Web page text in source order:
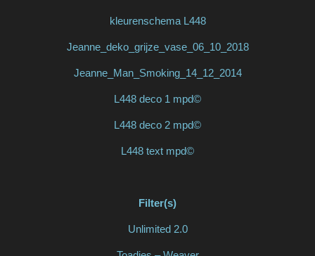
kleurenschema L448
Jeanne_deko_grijze_vase_06_10_2018
Jeanne_Man_Smoking_14_12_2014
L448 deco 1 mpd©
L448 deco 2 mpd©
L448 text mpd©
Filter(s)
Unlimited 2.0